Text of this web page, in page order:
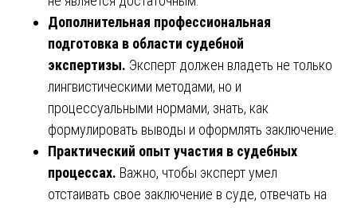
Дополнительная профессиональная
подготовка в области судебной
экспертизы. Эксперт должен владеть не только
лингвистическими методами, но и
процессуальными нормами, знать, как
формулировать выводы и оформлять заключение.
Практический опыт участия в судебных
процессах. Важно, чтобы эксперт умел
отстаивать свое заключение в суде, отвечать на